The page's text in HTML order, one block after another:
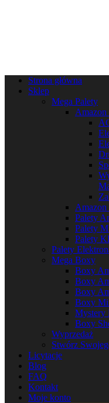
Strona główna
Sklep
Mega Palety
Amazon
Amazon
Palety
Palety
Palety
Palety
Mega Boxy
Boxy
Boxy
Boxy
Boxy
Mystery
Boxy
Wyprzedaż
Stwórz
Licytacje
Blog
FAQ
Kontakt
Moje konto